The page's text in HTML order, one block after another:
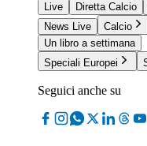
Live
Diretta Calcio
News Live
Calcio
Un libro a settimana
Speciali Europei
Seguici anche su